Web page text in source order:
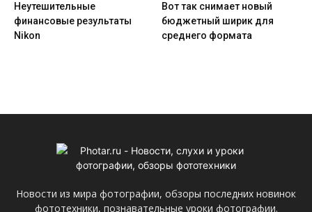
Неутешительные
финансовые результаты
Nikon
Вот так снимает новый
бюджетный ширик для
среднего формата
Новости из мира фотографии, обзоры последних новинок
фототехники, познавательные уроки фотографии.